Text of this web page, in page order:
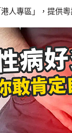
專區」，提供粵